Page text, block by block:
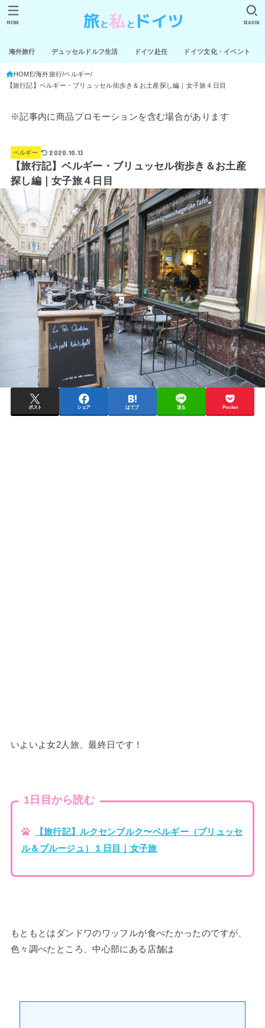
海外旅行 デュッセルドルフ生活 ドイツ赴任 ドイツ文化・イベント
SEARCH
MENU
HOME 海外旅行 ベルギー
【旅行記】ベルギー・ブリュッセル街歩き＆お土産探し編｜女子旅４日目
※記事内に商品プロモーションを含む場合があります
ベルギー 2020.10.13
【旅行記】ベルギー・ブリュッセル街歩き＆お土産
探し編｜女子旅４日目
ポスト シェア はてブ 送る Pocket
いよいよ女2人旅、最終日です！
1日目から読む
【旅行記】ルクセンブルク〜ベルギー（ブリュッセ
ル＆ブルージュ）１日目｜女子旅
もともとはダンドワのワッフルが食べたかったのですが、
色々調べたところ、中心部にある店舗は